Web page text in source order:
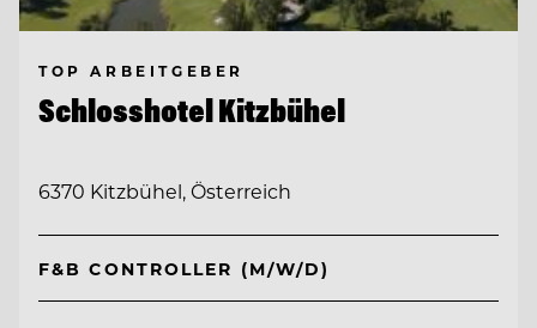
TOP ARBEITGEBER
Schlosshotel Kitzbühel
6370 Kitzbühel, Österreich
F&B CONTROLLER (M/W/D)